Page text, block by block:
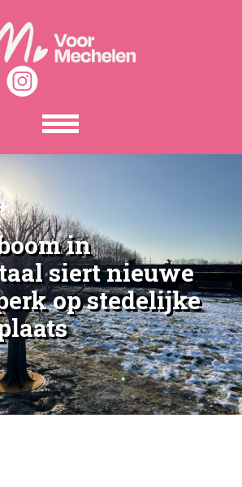
Toon
het
menu
in
siert nieuwe
op stedelijke